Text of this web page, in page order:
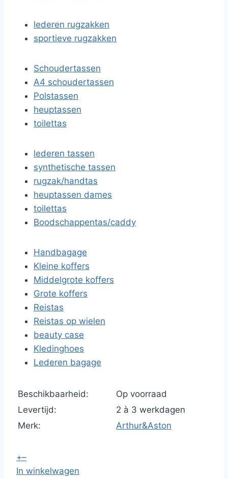
lederen rugzakken
sportieve rugzakken
Schoudertassen
A4 schoudertassen
Polstassen
heuptassen
toilettas
lederen tassen
synthetische tassen
rugzak/handtas
heuptassen dames
toilettas
Boodschappentas/caddy
Handbagage
Kleine koffers
Middelgrote koffers
Grote koffers
Reistas
Reistas op wielen
beauty case
Kledinghoes
Lederen bagage
Beschikbaarheid:
Op voorraad
Levertijd:
2 à 3 werkdagen
Merk:
Arthur&Aston
+–
In winkelwagen